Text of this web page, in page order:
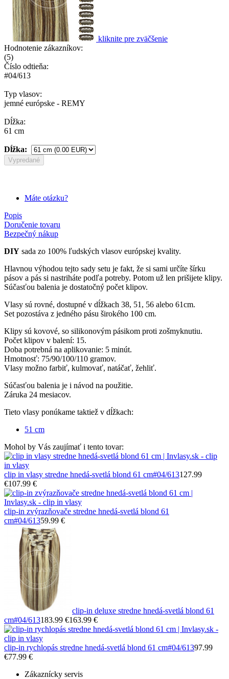
kliknite pre zväčšenie
Hodnotenie zákazníkov:
(5)
Číslo odtieňa:
#04/613
Typ vlasov:
jemné európske - REMY
Dĺžka:
61 cm
Dĺžka:
Vypredané
Máte otázku?
Popis
Doručenie tovaru
Bezpečný nákup
DIY sada zo 100% ľudských vlasov európskej kvality.
Hlavnou výhodou tejto sady setu je fakt, že si sami určíte šírku
pásov a pás si nastriháte podľa potreby. Potom už len prišijete klipy.
Súčasťou balenia je dostatočný počet klipov.
Vlasy sú rovné, dostupné v dĺžkach 38, 51, 56 alebo 61cm.
Set pozostáva z jedného pásu širokého 100 cm.
Klipy sú kovové, so silikonovým pásikom proti zošmyknutiu.
Počet klipov v balení: 15.
Doba potrebná na aplikovanie: 5 minút.
Hmotnosť: 75/90/100/110 gramov.
Vlasy možno farbiť, kulmovať, natáčať, žehliť.
Súčasťou balenia je i návod na použitie.
Záruka 24 mesiacov.
Tieto vlasy ponúkame taktiež v dĺžkach:
51 cm
Mohol by Vás zaujímať i tento tovar:
clip in vlasy stredne hnedá-svetlá blond 61 cm#04/613127.99
€107.99 €
clip-in zvýrazňovače stredne hnedá-svetlá blond 61
cm#04/61359.99 €
clip-in deluxe stredne hnedá-svetlá blond 61
cm#04/613183.99 €163.99 €
clip-in rychlopás stredne hnedá-svetlá blond 61 cm#04/61397.99
€77.99 €
Zákaznícky servis